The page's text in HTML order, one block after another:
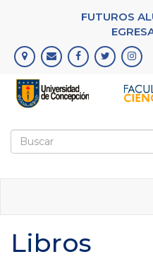
principal
FUTUROS
Formulario
Libros